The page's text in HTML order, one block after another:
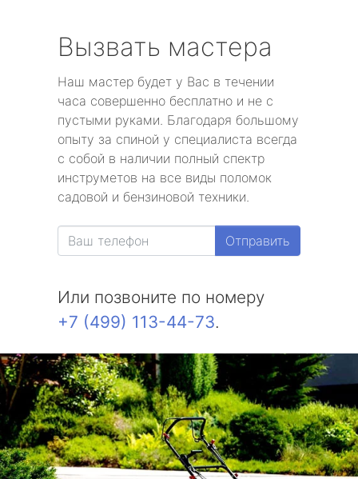
Вызвать мастера
Наш мастер будет у Вас в течении
часа совершенно бесплатно и не с
пустыми руками. Благодаря большому
опыту за спиной у специалиста всегда
с собой в наличии полный спектр
инструметов на все виды поломок
садовой и бензиновой техники.
Отправить
Или позвоните по номеру
+7 (499) 113-44-73.